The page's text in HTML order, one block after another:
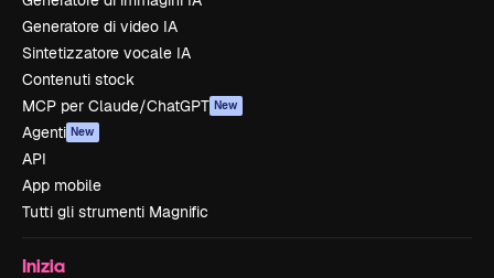
Generatore di video IA
Sintetizzatore vocale IA
Contenuti stock
MCP per Claude/ChatGPT New
Agenti New
API
App mobile
Tutti gli strumenti Magnific
Inizia